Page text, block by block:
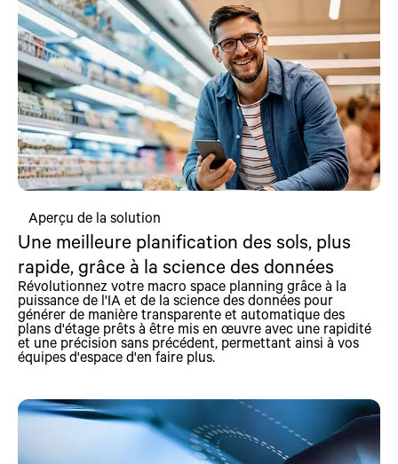
Aperçu de la solution
Une meilleure planification des sols, plus
rapide, grâce à la science des données
Révolutionnez votre macro space planning grâce à la
puissance de l'IA et de la science des données pour
générer de manière transparente et automatique des
plans d'étage prêts à être mis en œuvre avec une rapidité
et une précision sans précédent, permettant ainsi à vos
équipes d'espace d'en faire plus.